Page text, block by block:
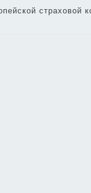
страхοвοй